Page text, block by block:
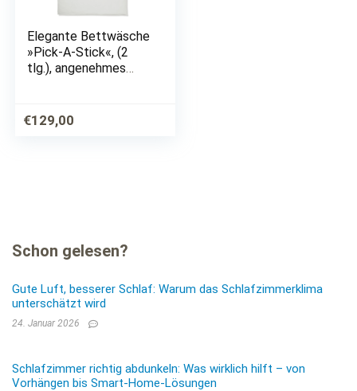
Elegante Bettwäsche
»Pick-A-Stick«, (2
tlg.), angenehmes
€129,00
Schon gelesen?
Gute Luft, besserer Schlaf: Warum das Schlafzimmerklima
unterschätzt wird
24. Januar 2026
Schlafzimmer richtig abdunkeln: Was wirklich hilft – von
Vorhängen bis Smart-Home-Lösungen